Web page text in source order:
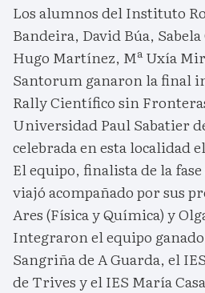
Los alumnos del Instituto
Bandeira, David Búa,
Hugo Martínez, Mª Uxía
Santorum ganaron la final
Rally Científico sin
Universidad Paul Sabatier
celebrada en esta localidad
El equipo, finalista de la
viajó acompañado por sus
Ares (Física y Química) y
Integraron el equipo
Sangriña de A Guarda, el
de Trives y el IES María